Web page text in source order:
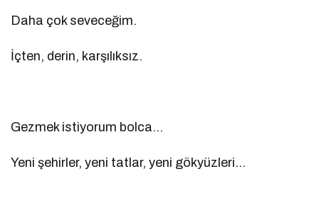
Daha çok seveceğim.
İçten, derin, karşılıksız.
Gezmek istiyorum bolca…
Yeni şehirler, yeni tatlar, yeni gökyüzleri…